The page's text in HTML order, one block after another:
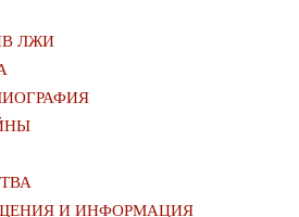
ЛЖИ
И ИНФОРМАЦИЯ